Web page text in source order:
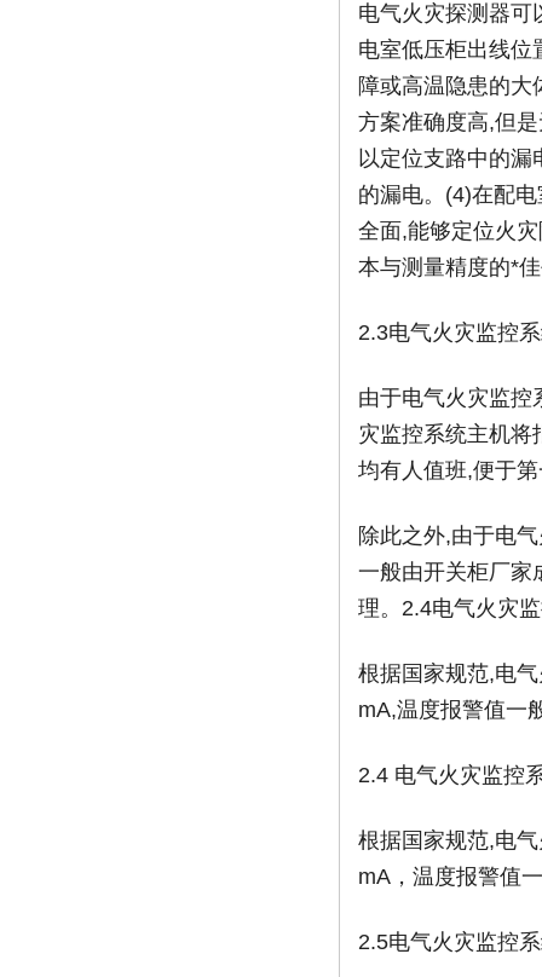
电气火灾探测器可
电室低压柜出线位
障或高温隐患的
方案准确度高,但
以定位支路中的漏
的漏电。(4)在配
全面,能够定位火
本与测量精度的*
2.3电气火灾监控
由于电气火灾监控
灾监控系统主机
均有人值班,便于
除此之外,由于电
一般由开关柜厂家
理。2.4电气火灾
根据国家规范,电
mA,温度报警值一
2.4 电气火灾监控
根据国家规范,电
mA，温度报警值
2.5电气火灾监控